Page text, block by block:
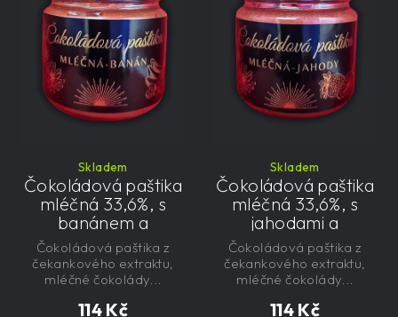
Skladem
Čokoládová paštika
mléčná 33,6%, s
banánem a
čekankovým
sirupem 100g -
nízkokalorická,
114 Kč
Čokoládová paštika z
čekankového extraktu,
mléčné čokolády...
Skladem
Čokoládová paštika
mléčná 33,6%, s
jahodami a
čekankovým
sirupem 100g -
nízkokalorická,
114 Kč
Čokoládová paštika z
čekankového extraktu,
mléčné čokolády...